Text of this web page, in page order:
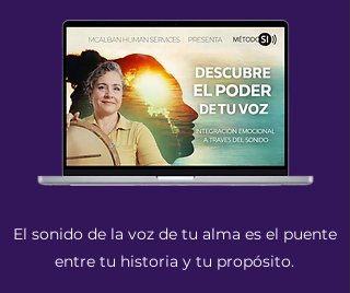
El sonido de la voz de tu alma es el puente
entre tu historia y tu propósito.